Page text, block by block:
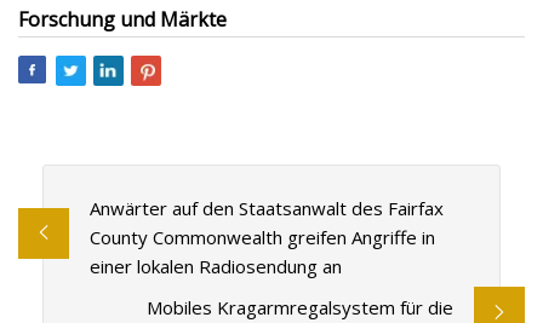
Forschung und Märkte
Anwärter auf den Staatsanwalt des Fairfax
County Commonwealth greifen Angriffe in
einer lokalen Radiosendung an
Mobiles Kragarmregalsystem für die